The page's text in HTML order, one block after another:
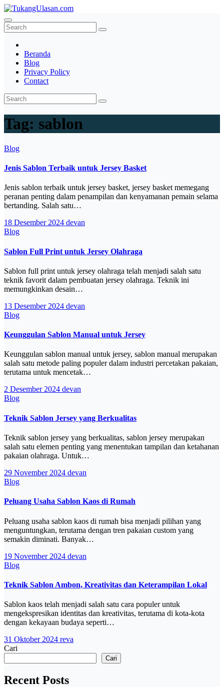
Skip
to
content
TukangUlasan.com
Baca Aja Dulu!
Beranda
Blog
Privacy Policy
Contact
Tag: sablon
Blog
Jenis Sablon Terbaik untuk Jersey Basket
Jenis sablon terbaik untuk jersey basket, jersey basket memegang
peranan penting dalam penampilan dan kenyamanan pemain selama
bertanding. Salah satu…
18 Desember 2024 devan
Blog
Sablon Full Print untuk Jersey Olahraga
Sablon full print untuk jersey olahraga telah menjadi salah satu
teknik favorit dalam pembuatan jersey olahraga. Teknik ini
memungkinkan desain…
13 Desember 2024 devan
Blog
Keunggulan Sablon Manual untuk Jersey
Keunggulan sablon manual untuk jersey, sablon manual merupakan
salah satu metode paling populer dalam industri percetakan pakaian,
terutama untuk mencetak…
2 Desember 2024 devan
Blog
Teknik Sablon Jersey yang Berkualitas
Teknik sablon jersey yang berkualitas, sablon jersey merupakan
salah satu elemen penting yang menentukan tampilan dan ketahanan
pakaian olahraga. Untuk…
29 November 2024 devan
Blog
Peluang Usaha Sablon Kaos di Rumah
Peluang usaha sablon kaos di rumah bisa menjadi pilihan yang
menguntungkan, terutama dengan tren pakaian custom yang
semakin diminati. Banyak…
19 November 2024 devan
Blog
Teknik Sablon Ambon, Kreativitas dan Keterampilan Lokal
Sablon kaos telah menjadi salah satu cara populer untuk
mengekspresikan identitas dan kreativitas, terutama di kota-kota
dengan kekayaan budaya seperti…
31 Oktober 2024 reva
Cari
Cari
Recent Posts